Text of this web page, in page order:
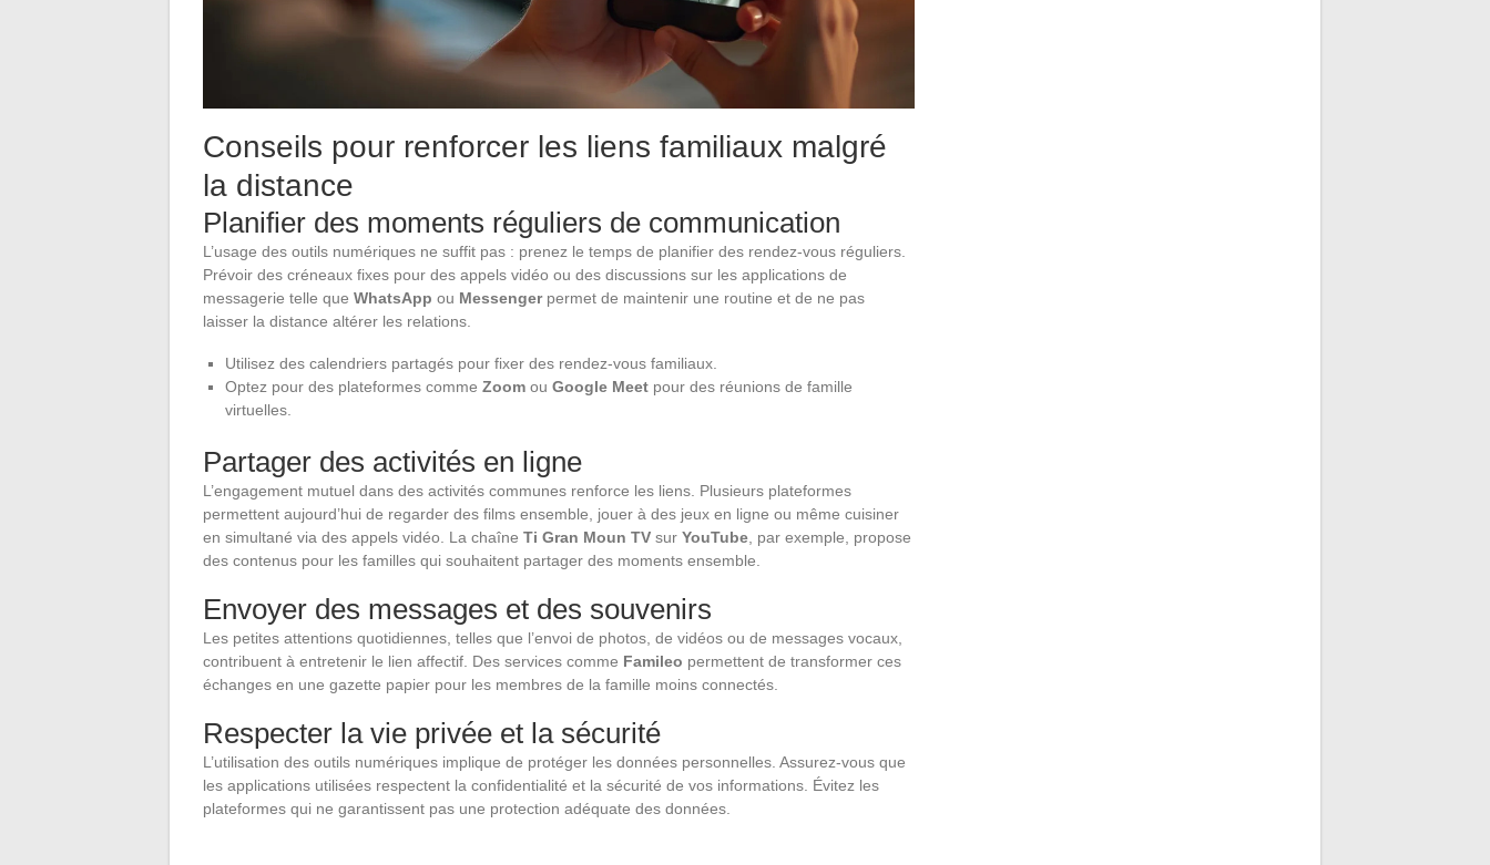
Conseils pour renforcer les liens familiaux malgré
la distance
Planifier des moments réguliers de communication
L’usage des outils numériques ne suffit pas : prenez le temps de planifier des rendez-vous réguliers.
Prévoir des créneaux fixes pour des appels vidéo ou des discussions sur les applications de
messagerie telle que WhatsApp ou Messengerpermet de maintenir une routine et de ne pas
laisser la distance altérer les relations.
Utilisez des calendriers partagés pour fixer des rendez-vous familiaux.
Optez pour des plateformes comme Zoom ou Google Meet pour des réunions de famille
virtuelles.
Partager des activités en ligne
L’engagement mutuel dans des activités communes renforce les liens. Plusieurs plateformes
permettent aujourd’hui de regarder des films ensemble, jouer à des jeux en ligne ou même cuisiner
en simultané via des appels vidéo. La chaîne Ti Gran Moun TV sur YouTube , par exemple, propose
des contenus pour les familles qui souhaitent partager des moments ensemble.
Envoyer des messages et des souvenirs
Les petites attentions quotidiennes, telles que l’envoi de photos, de vidéos ou de messages vocaux,
contribuent à entretenir le lien affectif. Des services comme Famileo permettent de transformer ces
échanges en une gazette papier pour les membres de la famille moins connectés.
Respecter la vie privée et la sécurité
L’utilisation des outils numériques implique de protéger les données personnelles. Assurez-vous que
les applications utilisées respectent la confidentialité et la sécurité de vos informations. Évitez les
plateformes qui ne garantissent pas une protection adéquate des données.